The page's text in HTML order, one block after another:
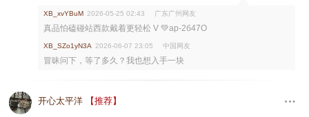
XB_xvYBuM 2026-05-25 02:43 广东广州网友
真品怕磕碰站西款戴着更轻松 V 💚ap-2б47O
XB_SZo1yN3A 2026-06-07 23:05 中国网友
冒昧问下，等了多久？我也想入手一块
开心太平洋 【推荐】